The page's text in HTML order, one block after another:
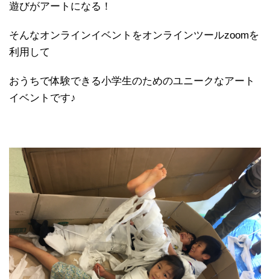
遊びがアートになる！
そんなオンラインイベントをオンラインツールzoomを
利用して
おうちで体験できる小学生のためのユニークなアート
イベントです♪